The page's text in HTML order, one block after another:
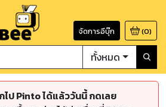
จัดการอีบุ๊ก (0)
ทั้งหมด
ไป Pinto ได้แล้ววันนี้ กดเลย